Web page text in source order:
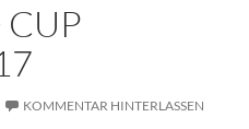
KOMMENTAR HINTERLASSEN